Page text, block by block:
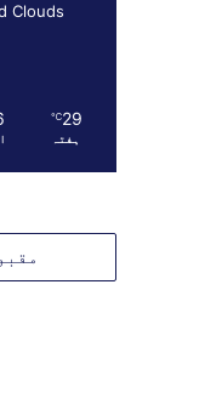
Clouds
29
℃
ہفتہ